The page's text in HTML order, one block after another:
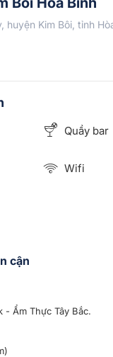
huyện Kim Bôi, tỉnh
Quầy bar
Wifi
cận
- Ẩm Thực Tây Bắc.